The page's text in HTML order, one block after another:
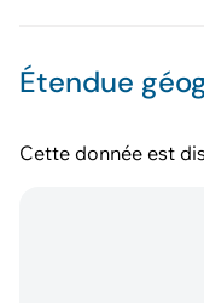
Étendue
Cette donnée est